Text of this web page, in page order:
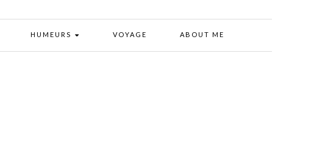
HUMEURS VOYAGE ABOUT ME